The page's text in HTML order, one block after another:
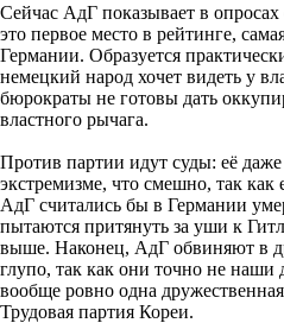
Сейчас АдГ показывает в
это первое место в рейтинге,
Германии. Образуется
немецкий народ хочет видеть у
бюрократы не готовы дать
властного рычага.
Против партии идут суды: её
экстремизме, что смешно, так как
АдГ считались бы в Германии
пытаются притянуть за уши к
выше. Наконец, АдГ обвиняют в
глупо, так как они точно не наши
вообще ровно одна
Трудовая партия Кореи.